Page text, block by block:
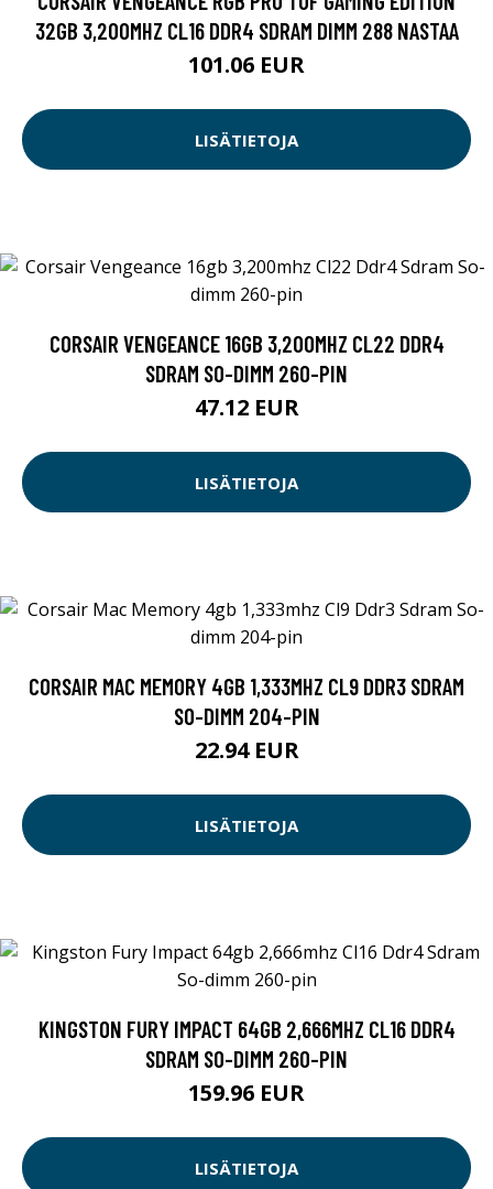
32GB 3,200MHZ CL16 DDR4 SDRAM DIMM 288 NASTAA
101.06 EUR
LISÄTIETOJA
CORSAIR VENGEANCE 16GB 3,200MHZ CL22 DDR4
SDRAM SO-DIMM 260-PIN
47.12 EUR
LISÄTIETOJA
CORSAIR MAC MEMORY 4GB 1,333MHZ CL9 DDR3 SDRAM
SO-DIMM 204-PIN
22.94 EUR
LISÄTIETOJA
KINGSTON FURY IMPACT 64GB 2,666MHZ CL16 DDR4
SDRAM SO-DIMM 260-PIN
159.96 EUR
LISÄTIETOJA